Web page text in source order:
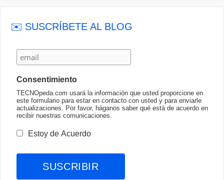
✉️ SUSCRÍBETE AL BLOG
Consentimiento
TECNOpeda.com usará la información que usted proporcione en
este formulario para estar en contacto con usted y para enviarle
actualizaciones. Por favor, háganos saber qué está de acuerdo en
recibir nuestras comunicaciones.
Estoy de Acuerdo